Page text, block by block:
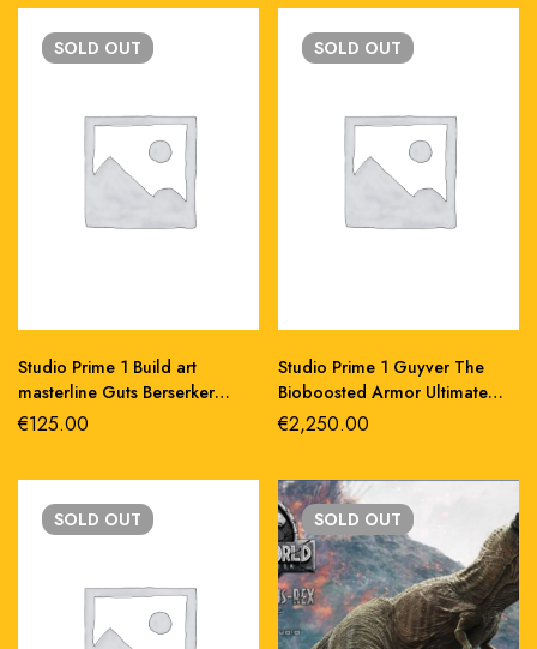
SOLD OUT
Studio Prime 1 Build art
masterline Guts Berserker
armor rage plastic model kit
€125.00
SOLD OUT
Studio Prime 1 Guyver The
Bioboosted Armor Ultimate
Premium Masterline Statue
€2,250.00
SOLD OUT SOLD OUT